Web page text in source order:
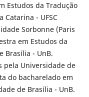
Estudos da Tradução
Catarina - UFSC
Sorbonne (Paris
em Estudos da
Brasília - UnB.
pela Universidade de
do bacharelado em
de Brasília - UnB.